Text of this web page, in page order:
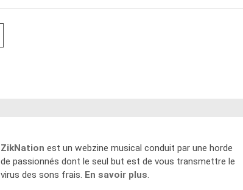
ZikNation est un webzine musical conduit par une horde
de passionnés dont le seul but est de vous transmettre le
virus des sons frais. En savoir plus.